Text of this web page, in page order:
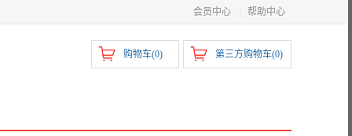
会员中心 帮助中心
第三方购物车(0)
购物车(0)